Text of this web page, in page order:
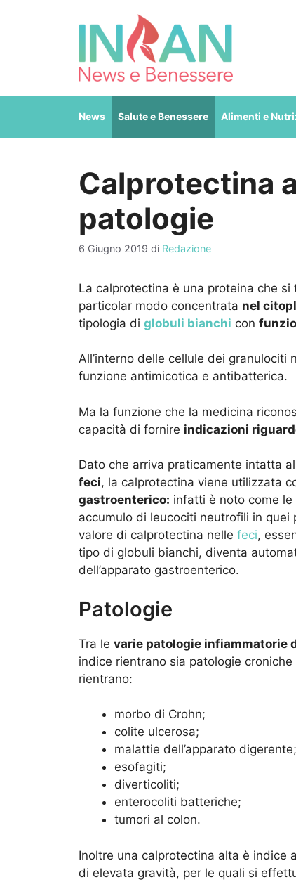
News Salute e Benessere Alimenti e
Calprotectina
patologie
6 Giugno 2019 di Redazione
La calprotectina è una proteina che
particolar modo concentrata nel
tipologia di globuli bianchi con
All’interno delle cellule dei
funzione antimicotica e antibatterica.
Ma la funzione che la medicina
capacità di fornire indicazioni
Dato che arriva praticamente intatta
feci, la calprotectina viene utilizzata
gastroenterico: infatti è noto come
accumulo di leucociti neutrofili in
valore di calprotectina nelle feci,
tipo di globuli bianchi, diventa
dell’apparato gastroenterico.
Patologie
Tra le varie patologie infiammatorie
indice rientrano sia patologie
rientrano:
morbo di Crohn;
colite ulcerosa;
malattie dell’apparato digerente;
esofagiti;
diverticoliti;
enterocoliti batteriche;
tumori al colon.
Inoltre una calprotectina alta è indice
di elevata gravità, per le quali si